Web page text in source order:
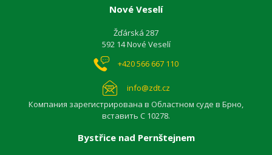
Nové Veselí
Žďárská 287
592 14 Nové Veselí
+420 566 667 110
info@zdt.cz
Компания зарегистрирована в Областном суде в Брно,
вставить C 10278.
Bystřice nad Pernštejnem